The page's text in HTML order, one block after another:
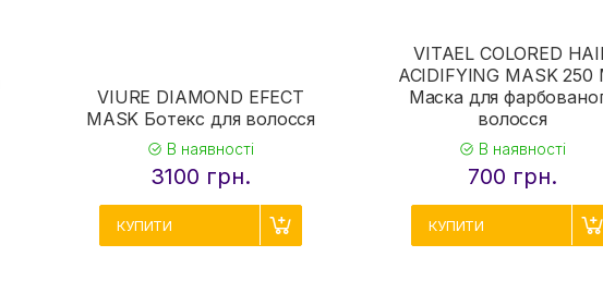
VIURE DIAMOND EFECT
MASK Ботекс для волосся
В наявності
3100 грн.
КУПИТИ
VITAEL COLORED
ACIDIFYING MASK
Маска для
волосся
В наявності
700 грн.
КУПИТИ